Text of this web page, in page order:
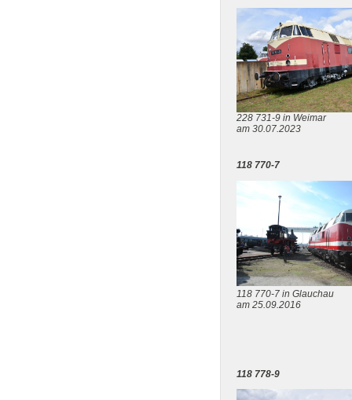
228 731-9 in Weimar
am 30.07.2023
118 770-7
118 770-7 in Glauchau
am 25.09.2016
118 778-9